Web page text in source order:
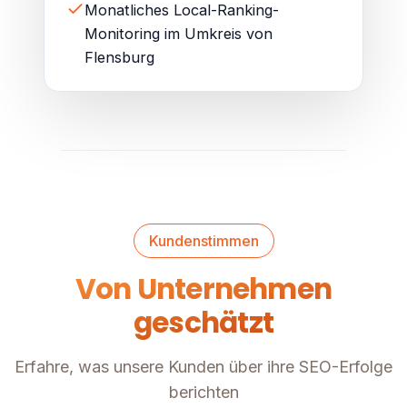
Monatliches Local-Ranking-
Monitoring im Umkreis von
Flensburg
Kundenstimmen
Von Unternehmen
geschätzt
Erfahre, was unsere Kunden über ihre SEO-Erfolge
berichten